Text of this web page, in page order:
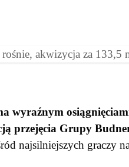
wyraźnym
przejęcia Grupy
najsilniejszych graczy